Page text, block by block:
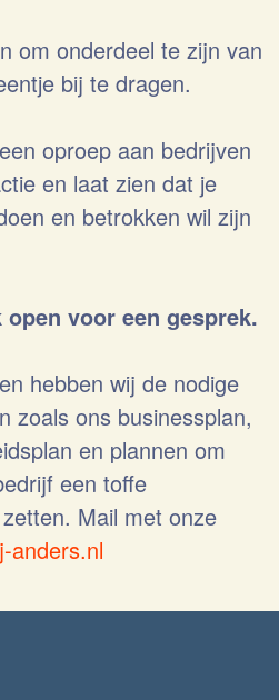
om onderdeel te zijn van
bij te dragen.
oproep aan bedrijven
en laat zien dat je
en betrokken wil zijn
voor een gesprek.
hebben wij de nodige
zoals ons businessplan,
en plannen om
een toffe
Mail met onze
anders.nl